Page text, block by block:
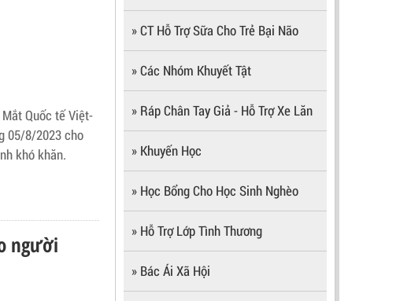
Quốc tế Việt-
05/8/2023 cho
khó khăn.
người
» CT Hỗ Trợ Sữa Cho Trẻ Bại Não
» Các Nhóm Khuyết Tật
» Ráp Chân Tay Giả - Hỗ Trợ Xe Lăn
» Khuyến Học
» Học Bổng Cho Học Sinh Nghèo
» Hỗ Trợ Lớp Tình Thương
» Bác Ái Xã Hội